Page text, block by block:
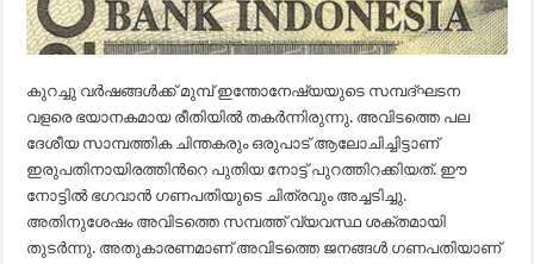
കുറച്ചു വർഷങ്ങൾക്ക് മുമ്പ് ഇന്തോനേഷ്യയുടെ സമ്പദ്ഘടന
വളരെ ഭയാനകമായ രീതിയില്‍ തകർന്നിരുന്നു. അവിടത്തെ പല
ദേശീയ സാമ്പത്തിക ചിന്തകരും ഒരുപാട് ആലോചിച്ചിട്ടാണ്
ഇരുപതിനായിരത്തിന്‍റെ പുതിയ നോട്ട് പുറത്തിറക്കിയത്. ഈ
നോട്ടില്‍ ഭഗവാന്‍ ഗണപതിയുടെ ചിത്രവും അച്ചടിച്ചു.
അതിനുശേഷം അവിടത്തെ സമ്പത്ത് വ്യവസ്ഥ ശക്തമായി
തുടര്‍ന്നു. അതുകാരണമാണ്‌ അവിടത്തെ ജനങ്ങള്‍ ഗണപതിയാണ്